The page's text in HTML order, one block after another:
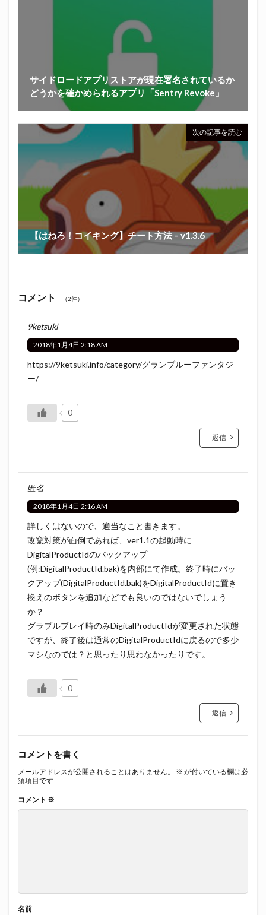
サイドロードアプリストアが現在署名されているか
どうかを確かめられるアプリ「Sentry Revoke」
次の記事を読む
【はねろ！コイキング】チート方法 – v1.3.6
コメント （2件）
9ketsuki
2018年1月4日 2:18 AM
https://9ketsuki.info/category/グランブルーファンタジ
ー/
0
返信
匿名
2018年1月4日 2:16 AM
詳しくはないので、適当なこと書きます。
改竄対策が面倒であれば、ver1.1の起動時に
DigitalProductIdのバックアップ
(例:DigitalProductId.bak)を内部にて作成。終了時にバッ
クアップ(DigitalProductId.bak)をDigitalProductIdに置き
換えのボタンを追加などでも良いのではないでしょう
か？
グラブルプレイ時のみDigitalProductIdが変更された状態
ですが、終了後は通常のDigitalProductIdに戻るので多少
マシなのでは？と思ったり思わなかったりです。
0
返信
コメントを書く
メールアドレスが公開されることはありません。 ※ が付いている欄は必
須項目です
コメント ※
名前